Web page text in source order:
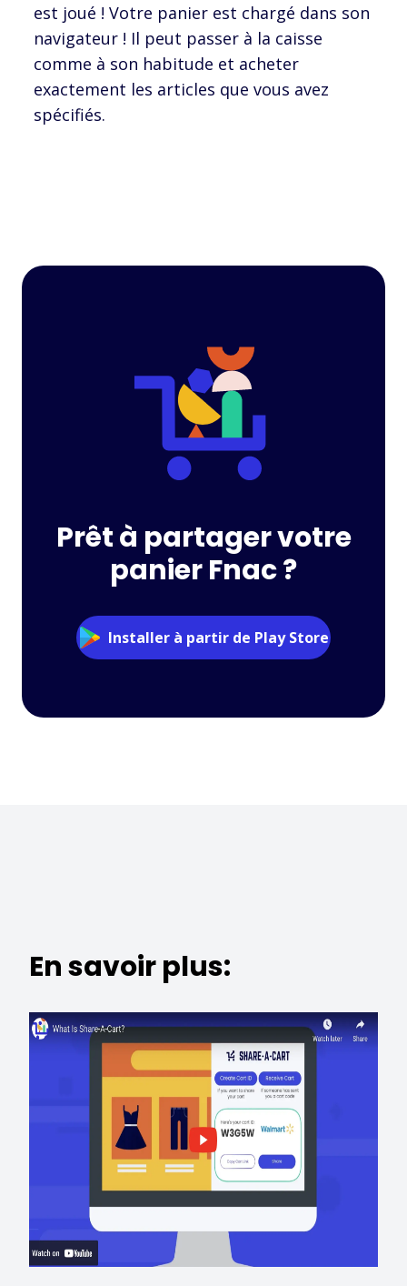
est joué ! Votre panier est chargé dans son
navigateur ! Il peut passer à la caisse
comme à son habitude et acheter
exactement les articles que vous avez
spécifiés.
Prêt à partager votre
panier Fnac ?
Installer à partir de Play Store
En savoir plus: